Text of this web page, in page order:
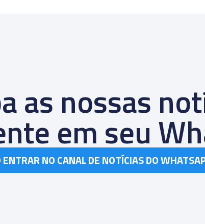
as nossas
em seu
ENTRAR NO CANAL DE NOTÍCIAS DO